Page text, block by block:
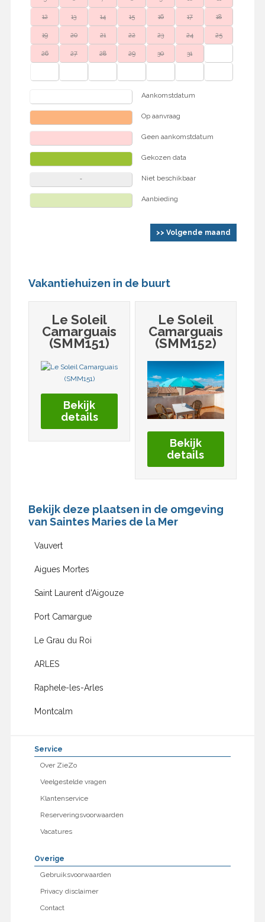
12 13 14 15 16 17 18
19 20 21 22 23 24 25
26 27 28 29 30 31
Aankomstdatum
Op aanvraag
Geen aankomstdatum
Gekozen data
Niet beschikbaar
Aanbieding
>> Volgende maand
Vakantiehuizen in de buurt
Le Soleil
Camarguais
(SMM151)
Bekijk
details
Le Soleil
Camarguais
(SMM152)
Bekijk
details
Bekijk deze plaatsen in de omgeving
van Saintes Maries de la Mer
Vauvert
Aigues Mortes
Saint Laurent d'Aigouze
Port Camargue
Le Grau du Roi
ARLES
Raphele-les-Arles
Montcalm
Service
Over ZieZo
Veelgestelde vragen
Klantenservice
Reserveringsvoorwaarden
Vacatures
Overige
Gebruiksvoorwaarden
Privacy disclaimer
Contact